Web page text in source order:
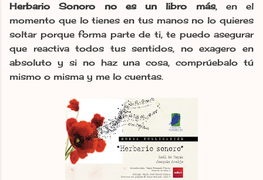
Herbario Sonoro no es un libro más, en el
momento que lo tienes en tus manos no lo quieres
soltar porque forma parte de ti, te puedo asegurar
que reactiva todos tus sentidos, no exagero en
absoluto y si no haz una cosa, comprúebalo tú
mismo o misma y me lo cuentas.